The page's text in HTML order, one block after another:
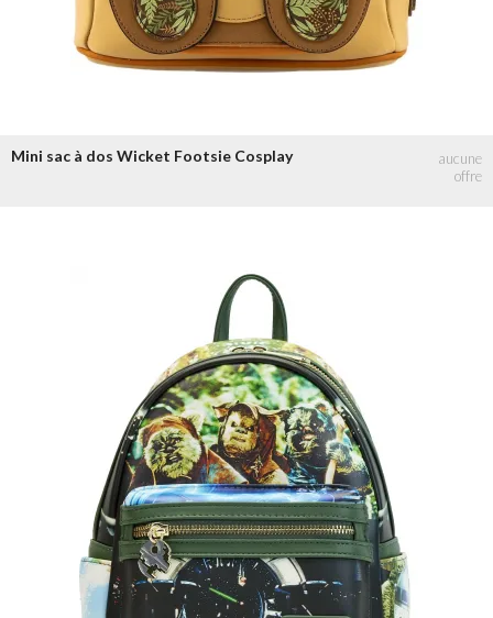
Mini sac à dos Wicket Footsie Cosplay